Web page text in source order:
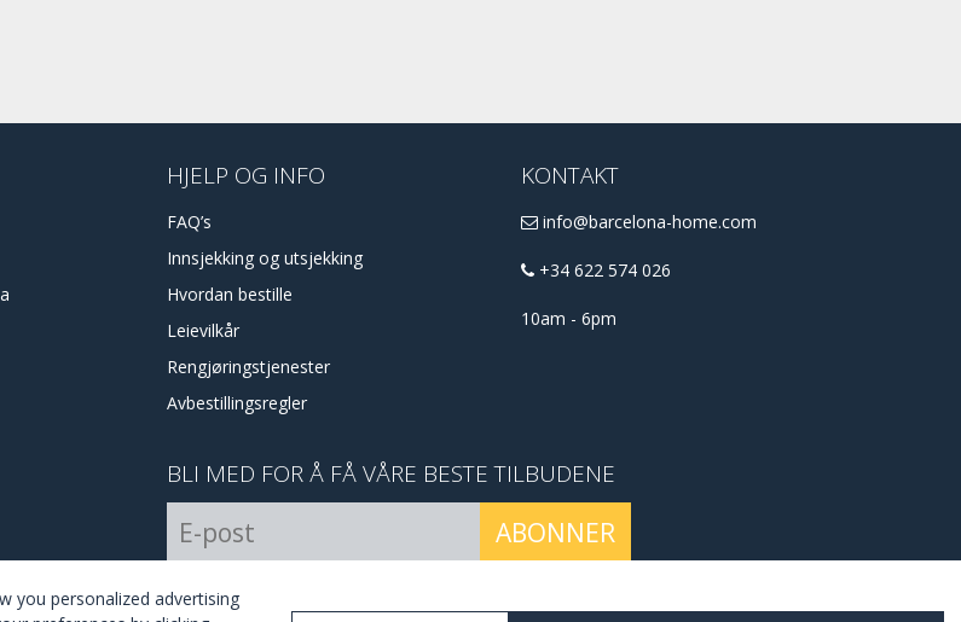
HJELP OG INFO
FAQ’s
Innsjekking og utsjekking
Hvordan bestille
Leievilkår
Rengjøringstjenester
Avbestillingsregler
KONTAKT
info@barcelona-home.com
+34 622 574 026
10am - 6pm
BLI MED FOR Å FÅ VÅRE BESTE TILBUDENE
ABONNER
you personalized advertising